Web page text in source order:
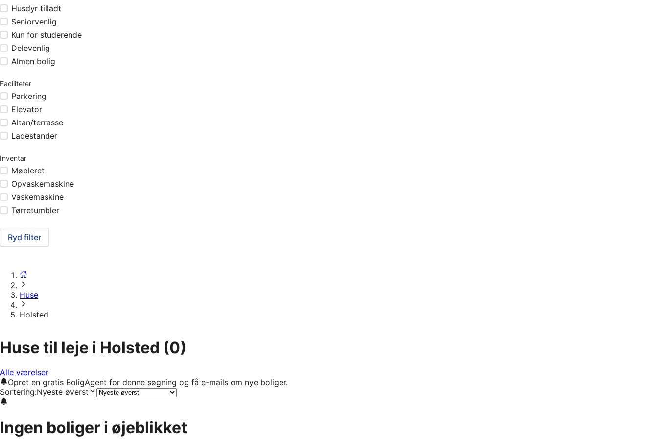
Husdyr tilladt
Seniorvenlig
Kun for studerende
Delevenlig
Almen bolig
Faciliteter
Parkering
Elevator
Altan/terrasse
Ladestander
Inventar
Møbleret
Opvaskemaskine
Vaskemaskine
Tørretumbler
Ryd filter
Huse
Holsted
Huse til leje i Holsted (0)
Alle værelser
Opret en gratis BoligAgent for denne søgning og få e-mails om nye boliger.
Sortering:Nyeste øverst
Ingen boliger i øjeblikket